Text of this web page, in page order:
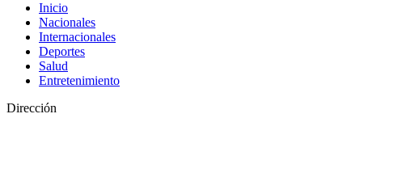
Inicio
Nacionales
Internacionales
Deportes
Salud
Entretenimiento
Dirección